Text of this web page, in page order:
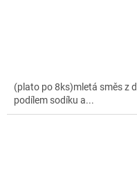
(plato po 8ks)mletá směs z
podílem sodíku a...